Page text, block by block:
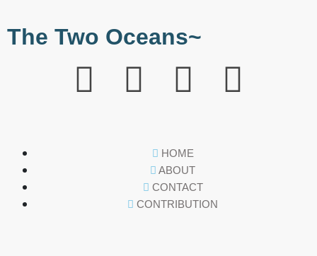
The Two Oceans~
HOME
ABOUT
CONTACT
CONTRIBUTION